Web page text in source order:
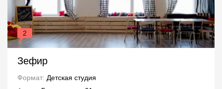
2
Зефир
Формат: Детская студия